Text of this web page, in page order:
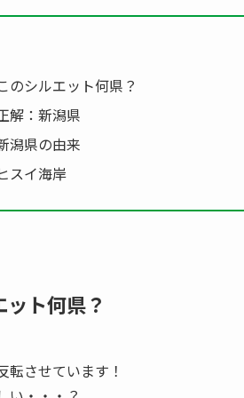
のシルエット何県？
解：新潟県
潟県の由来
スイ海岸
ト何県？
転させています！